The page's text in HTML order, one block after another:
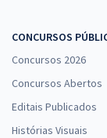
CONCURSOS
Concursos 2026
Concursos Abertos
Editais Publicados
Histórias Visuais